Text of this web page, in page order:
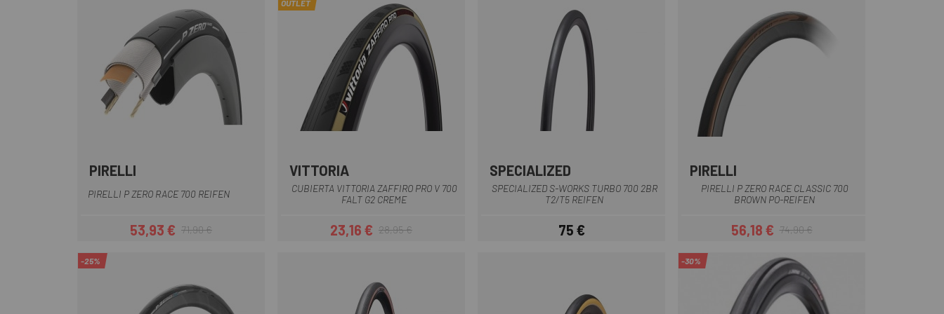
PIRELLI
PIRELLI P ZERO RACE 700 REIFEN
Preis
53,93 €Regulärer Preis
71,90 €
OUTLET
VITTORIA
CUBIERTA VITTORIA ZAFFIRO PRO V 700
FALT G2 CREME
Preis
23,16 €Regulärer Preis
28,95 €
Schwarz
SPECIALIZED
SPECIALIZED S-WORKS TURBO 700 2BR
T2/T5 REIFEN
Preis
75 €
PIRELLI
PIRELLI P ZERO RACE CLASSIC 700
BROWN PO-REIFEN
Preis
56,18 €Regulärer Preis
74,90 €
-25% -30%